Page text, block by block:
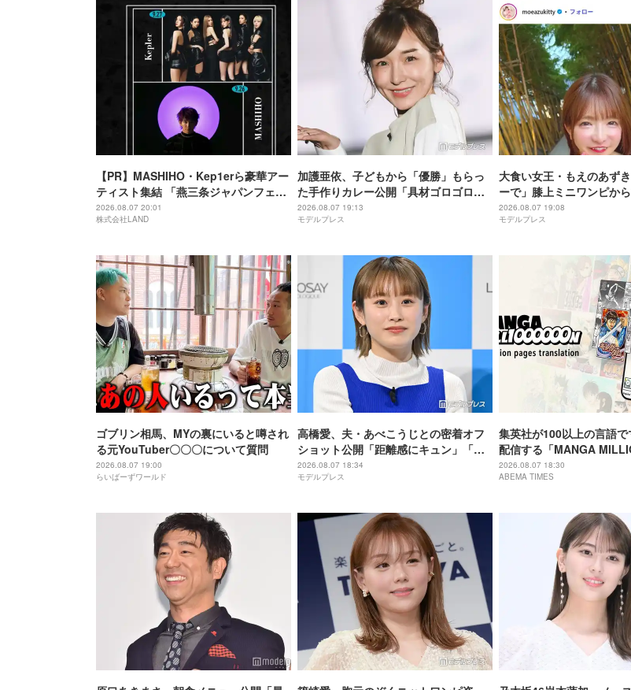
【PR】MASHIHO・Kep1erら豪華アー
ティスト集結 「燕三条ジャパンフェス
2026 powered by LANDCON」開催決
定
2026.08.07 20:01
株式会社LAND
加護亜依、子どもから「優勝」もらっ
た手作りカレー公開「具材ゴロゴロで
美味しそう」「母の愛が隠し味」と反
響
2026.08.07 19:13
モデルプレス
大食い女王・もえのあず
ーで」膝上ミニワンピか
「スタイル良くて脚が綺麗
さんみたい」
2026.08.07 19:08
モデルプレス
ゴブリン相馬、MYの裏にいると噂され
る元YouTuber〇〇〇について質問
2026.08.07 19:00
らいばーずワールド
高橋愛、夫・あべこうじとの密着オフ
ショット公開「距離感にキュン」「素
敵な夫婦」
2026.08.07 18:34
モデルプレス
集英社が100以上の言語
配信する「MANGA
ト！国内からは『ONE
覧可能
2026.08.07 18:30
ABEMA TIMES